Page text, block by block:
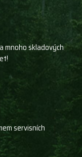
mnoho skladových
servisních